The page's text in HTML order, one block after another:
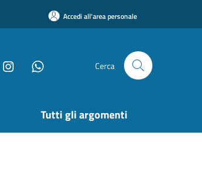
Accedi all'area personale
Cerca
Tutti gli argomenti